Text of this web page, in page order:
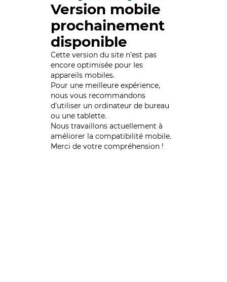
Version mobile
prochainement
disponible
Cette version du site n’est pas
encore optimisée pour les
appareils mobiles.
Pour une meilleure expérience,
nous vous recommandons
d'utiliser un ordinateur de bureau
ou une tablette.
Nous travaillons actuellement à
améliorer la compatibilité mobile.
Merci de votre compréhension !